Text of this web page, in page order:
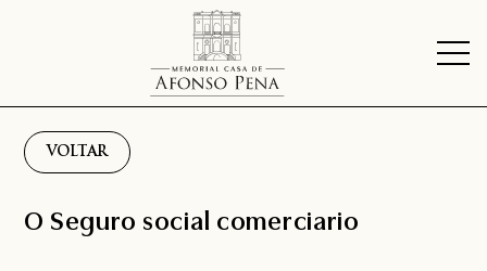
VOLTAR
O Seguro social comerciario